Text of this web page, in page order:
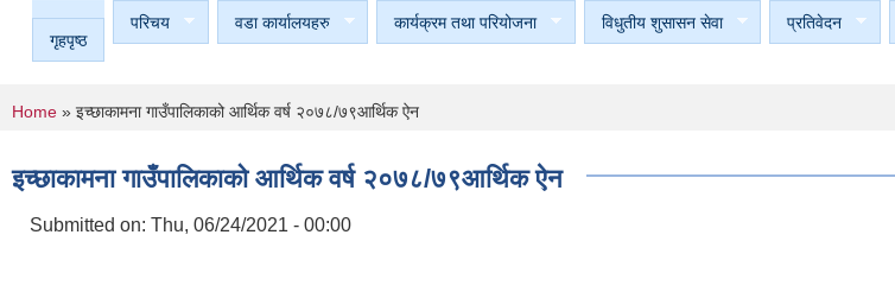
गृहपृष्ठ
परिचय वडा कार्यालयहरु कार्यक्रम तथा परियोजना विधुतीय शुसासन सेवा प्रतिवेदन
You are here
Home » इच्छाकामना गाउँपालिकाको आर्थिक वर्ष २०७८/७९आर्थिक ऐन
इच्छाकामना गाउँपालिकाको आर्थिक वर्ष २०७८/७९आर्थिक ऐन
Submitted on: Thu, 06/24/2021 - 00:00